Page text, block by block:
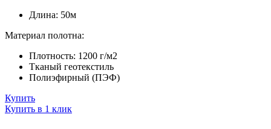
Длина: 50м
Материал полотна:
Плотность: 1200 г/м2
Тканый геотекстиль
Полиэфирный (ПЭФ)
Купить
Купить в 1 клик